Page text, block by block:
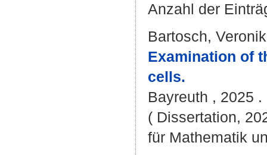
Anzahl der
Bartosch,
Examination of
cells.
Bayreuth , 2025 .
( Dissertation,
für Mathematik